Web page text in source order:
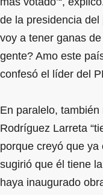
de la presidencia
voy a tener ganas
gente? Amo este
confesó el líder del
En paralelo,
Rodríguez Larreta
porque creyó que ya
sugirió que él tiene
haya inaugurado